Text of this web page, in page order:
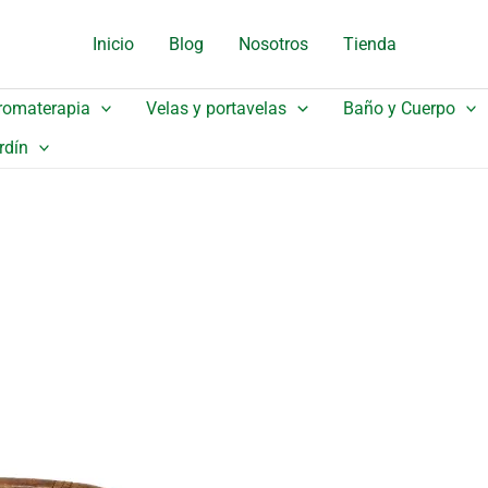
Inicio Blog Nosotros Tienda
Velas y portavelas Baño y Cuerpo
era:
33,60 €.
es:
30,24 €.